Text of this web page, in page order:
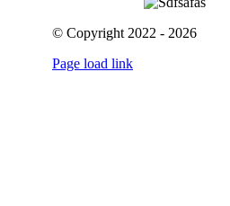
© Copyright 2022 - 2026
Page load link